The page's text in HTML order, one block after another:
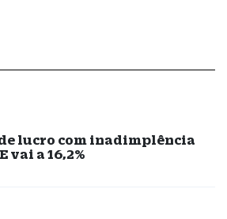
lucro com inadimplência
vai a 16,2%